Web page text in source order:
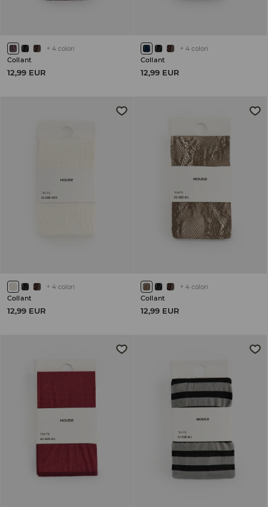
+ 4 colori
Collant
12,99 EUR
+ 4 colori
Collant
12,99 EUR
+ 4 colori
Collant
12,99 EUR
+ 4 colori
Collant
12,99 EUR